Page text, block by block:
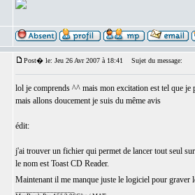
Post� le: Jeu 26 Avr 2007 à 18:41 Sujet du message:
lol je comprends ^^ mais mon excitation est tel que je
mais allons doucement je suis du même avis
édit:
j'ai trouver un fichier qui permet de lancer tout seul
le nom est Toast CD Reader.
Maintenant il me manque juste le logiciel pour